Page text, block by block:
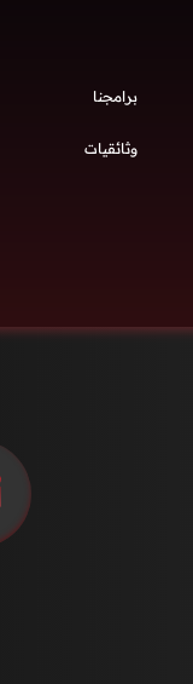
برامجنا
وثائقيات